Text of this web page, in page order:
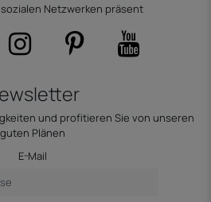
Netzwerken präsent
und profitieren Sie von unseren
guten Plänen
E-Mail